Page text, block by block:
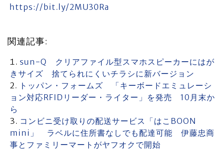
https://bit.ly/2MU30Ra
関連記事:
sun-Q クリアファイル型スマホスピーカーにはが
きサイズ 捨てられにくいチラシに新バージョン
トッパン・フォームズ 「キーボードエミュレーシ
ョン対応RFIDリーダー・ライター」を発売 10月末か
ら
コンビニ受け取りの配送サービス「はこBOON
mini」 ラベルに住所書なしでも配達可能 伊藤忠商
事とファミリーマートがヤフオクで開始